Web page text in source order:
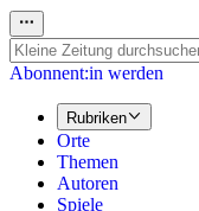
Abonnent:in werden
Rubriken
Orte
Themen
Autoren
Spiele